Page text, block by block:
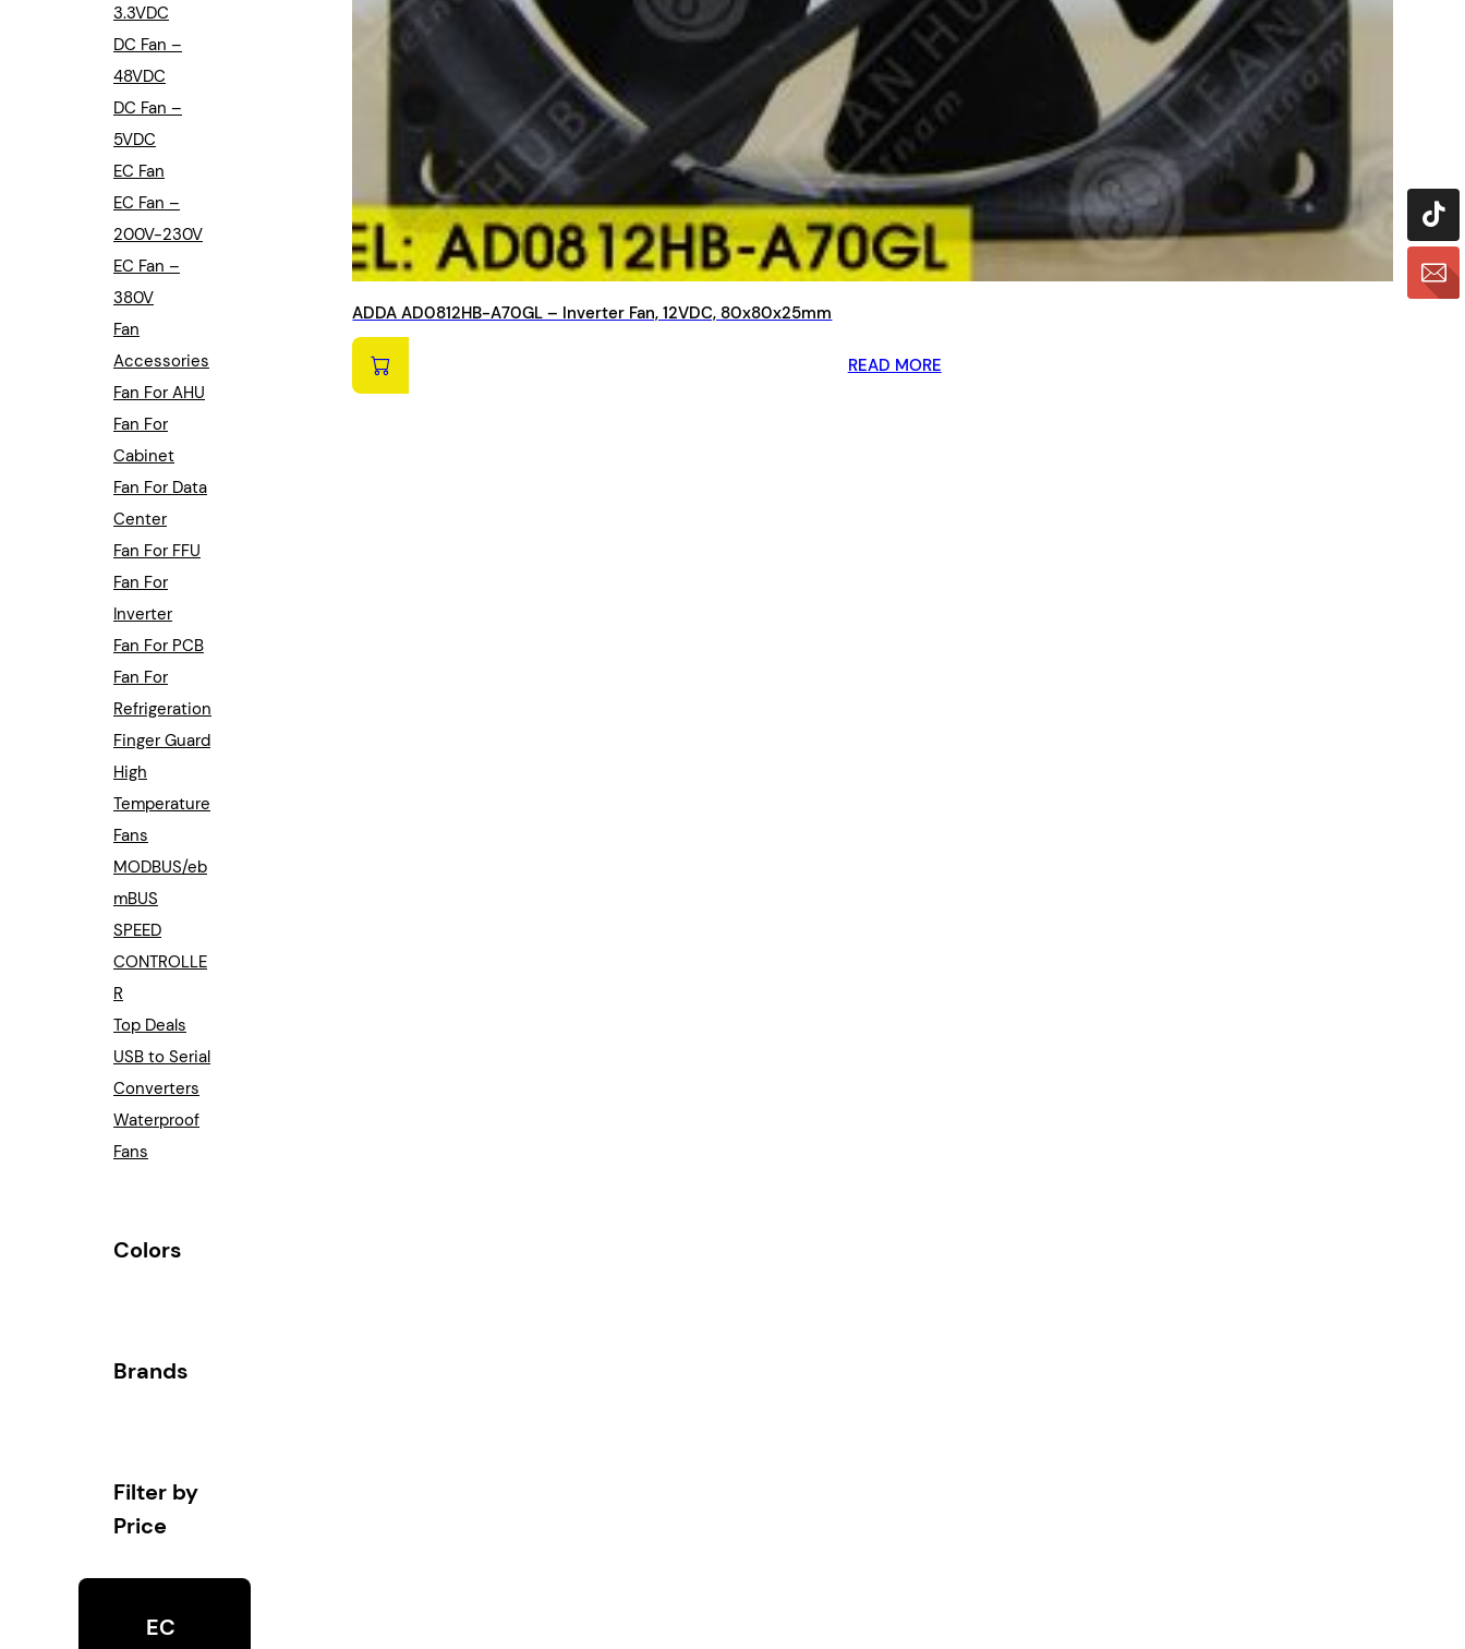
3.3VDC
DC Fan –
48VDC
DC Fan –
5VDC
EC Fan
EC Fan –
200V-230V
EC Fan –
380V
Fan
Accessories
Fan For AHU
Fan For
Cabinet
Fan For Data
Center
Fan For FFU
Fan For
Inverter
Fan For PCB
Fan For
Refrigeration
Finger Guard
High
Temperature
Fans
MODBUS/eb
mBUS
SPEED
CONTROLLE
R
Top Deals
USB to Serial
Converters
Waterproof
Fans
Colors
Brands
Filter by
Price
EC
ADDA AD0812HB-A70GL – Inverter Fan, 12VDC, 80x80x25mm
READ MORE